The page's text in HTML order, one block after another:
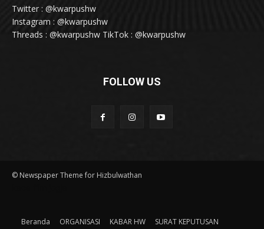
Twitter : @kwarpushw
Instagram : @kwarpushw
Threads : @kwarpushw TikTok : @kwarpushw
FOLLOW US
© Newspaper Theme for Hizbulwathan
Beranda ORGANISASI KABAR HW
SURAT KEPUTUSAN